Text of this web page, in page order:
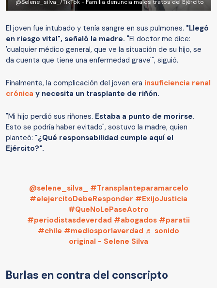
@Selene_silva_/TikTok - Familia denuncia malos tratos del Ejército
El joven fue intubado y tenía sangre en sus pulmones. "Llegó
en riesgo vital", señaló la madre. "El doctor me dice:
'cualquier médico general, que ve la situación de su hijo, se
da cuenta que tiene una enfermedad grave'", siguió.
Finalmente, la complicación del joven era insuficiencia renal
crónica y necesita un trasplante de riñón.
"Mi hijo perdió sus riñones. Estaba a punto de morirse.
Esto se podría haber evitado", sostuvo la madre, quien
planteó: "¿Qué responsabilidad cumple aquí el
Ejército?".
@selene_silva_
#Transplanteparamarcelo
#elejercitoDebeResponder #ExijoJusticia
#QueNoLePaseAotro
#periodistasdeverdad #abogados #paratii
#chile #mediosporlaverdad ♬ sonido
original - Selene Silva
Burlas en contra del conscripto